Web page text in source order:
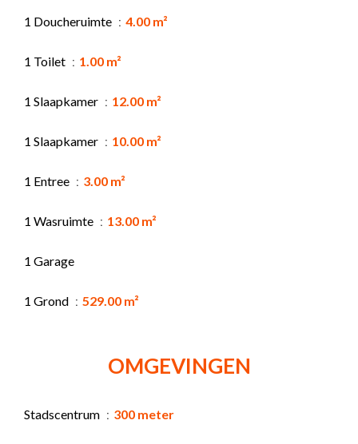
1 Doucheruimte 4.00 m²
1 Toilet 1.00 m²
1 Slaapkamer 12.00 m²
1 Slaapkamer 10.00 m²
1 Entree 3.00 m²
1 Wasruimte 13.00 m²
1 Garage
1 Grond 529.00 m²
OMGEVINGEN
Stadscentrum 300 meter